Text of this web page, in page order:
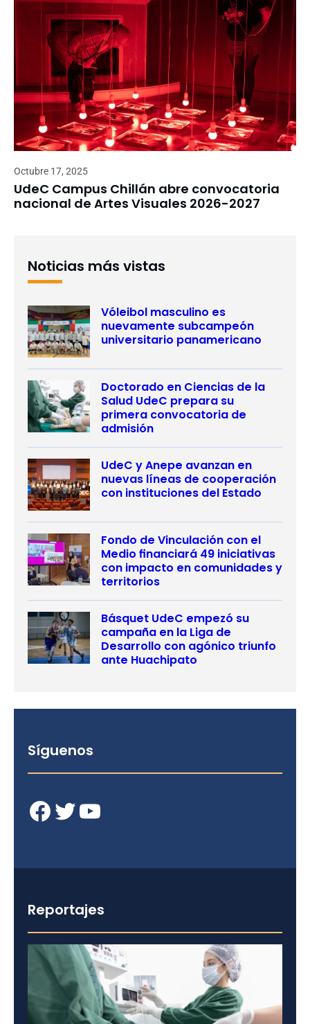
Octubre 17, 2025
UdeC Campus Chillán abre convocatoria
nacional de Artes Visuales 2026-2027
Noticias más vistas
Vóleibol masculino es
nuevamente subcampeón
universitario panamericano
Doctorado en Ciencias de la
Salud UdeC prepara su
primera convocatoria de
admisión
UdeC y Anepe avanzan en
nuevas líneas de cooperación
con instituciones del Estado
Fondo de Vinculación con el
Medio financiará 49 iniciativas
con impacto en comunidades y
territorios
Básquet UdeC empezó su
campaña en la Liga de
Desarrollo con agónico triunfo
ante Huachipato
Síguenos
Facebook Twitter YouTube
Reportajes